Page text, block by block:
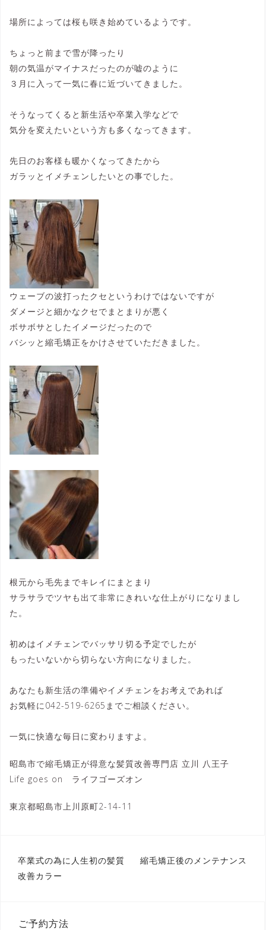
場所によっては桜も咲き始めているようです。
ちょっと前まで雪が降ったり
朝の気温がマイナスだったのが嘘のように
３月に入って一気に春に近づいてきました。
そうなってくると新生活や卒業入学などで
気分を変えたいという方も多くなってきます。
先日のお客様も暖かくなってきたから
ガラッとイメチェンしたいとの事でした。
ウェーブの波打ったクセというわけではないですが
ダメージと細かなクセでまとまりが悪く
ボサボサとしたイメージだったので
バシッと縮毛矯正をかけさせていただきました。
根元から毛先までキレイにまとまり
サラサラでツヤも出て非常にきれいな仕上がりになりまし
た。
初めはイメチェンでバッサリ切る予定でしたが
もったいないから切らない方向になりました。
あなたも新生活の準備やイメチェンをお考えであれば
お気軽に042-519-6265までご相談ください。
一気に快適な毎日に変わりますよ。
昭島市で縮毛矯正が得意な髪質改善専門店 立川 八王子
Life goes on ライフゴーズオン
東京都昭島市上川原町2-14-11
投
稿
ナ
ョ
卒業式の為に人生初の髪質
改善カラー
縮毛矯正後のメンテナンス
ご予約方法